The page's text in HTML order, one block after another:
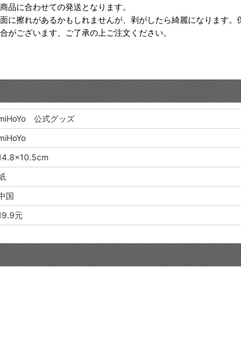
品に合わせての発送となります。
に擦れがあるかもしれませんが、剥がしたら綺麗になります。
がございます、ご了承の上ご注文ください。
公式グッズ
国
元